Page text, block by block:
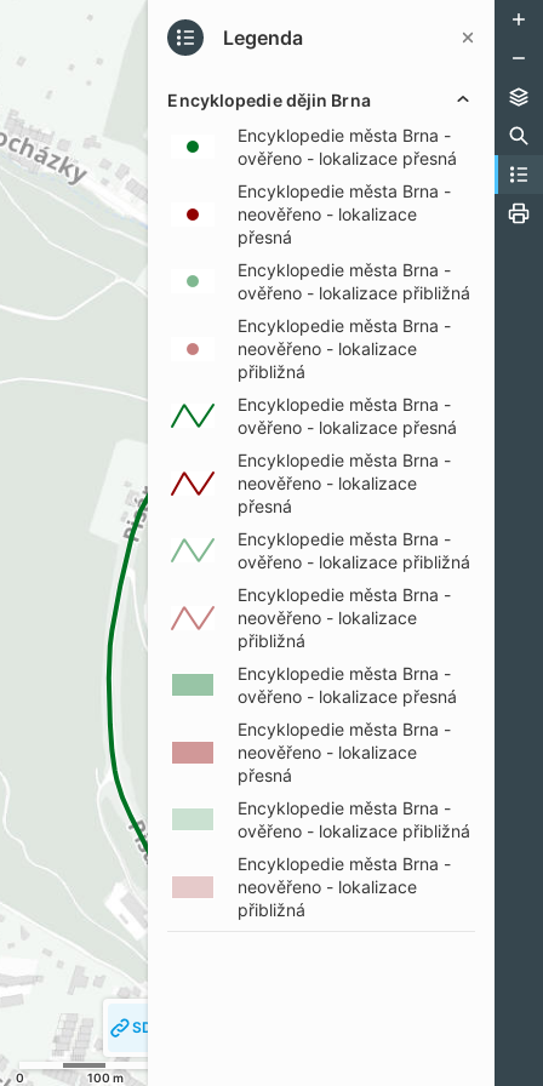
Legenda
Encyklopedie dějin Brna
Encyklopedie města Brna -
ověřeno - lokalizace přesná
Encyklopedie města Brna -
neověřeno - lokalizace
přesná
Encyklopedie města Brna -
ověřeno - lokalizace přibližná
Encyklopedie města Brna -
neověřeno - lokalizace
přibližná
Encyklopedie města Brna -
ověřeno - lokalizace přesná
Encyklopedie města Brna -
neověřeno - lokalizace
přesná
Encyklopedie města Brna -
ověřeno - lokalizace přibližná
Encyklopedie města Brna -
neověřeno - lokalizace
přibližná
Encyklopedie města Brna -
ověřeno - lokalizace přesná
Encyklopedie města Brna -
neověřeno - lokalizace
přesná
Encyklopedie města Brna -
ověřeno - lokalizace přibližná
Encyklopedie města Brna -
neověřeno - lokalizace
přibližná
SDÍLET MAPU
0 100 m